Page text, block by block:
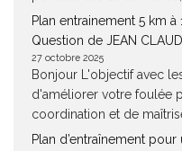
Plan entrainement 5 km
Question de JEAN
27 octobre 2025
Bonjour L'objectif avec
d'améliorer votre foulée
coordination et de
Plan d’entraînement